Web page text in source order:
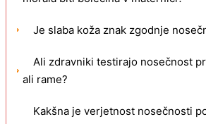
Je slaba koža znak zgodnje
Ali zdravniki testirajo nosečnost
ali rame?
Kakšna je verjetnost nosečnosti